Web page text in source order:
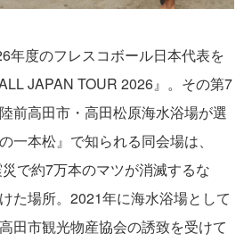
年度のフレスコボール日本代表を
JAPAN TOUR 2026』。その第7
前高田市・高田松原海水浴場が選
一本松』で知られる同会場は、
で約7万本のマツが消滅するな
た場所。2021年に海水浴場として
田市観光物産協会の誘致を受けて